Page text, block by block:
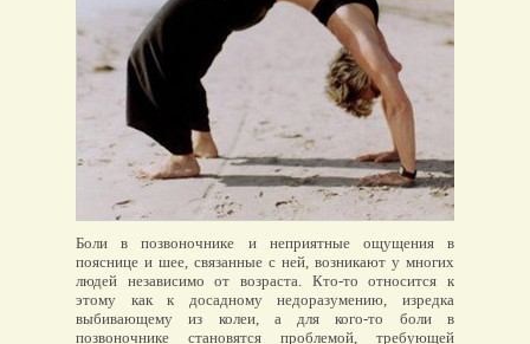
Боли в позвоночнике и неприятные ощущения в
пояснице и шее, связанные с ней, возникают у многих
людей независимо от возраста. Кто-то относится к
этому как к досадному недоразумению, изредка
выбивающему из колеи, а для кого-то боли в
позвоночнике становятся проблемой, требующей